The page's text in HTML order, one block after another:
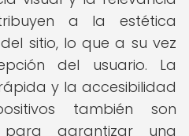
a la estética
sitio, lo que a su vez
del usuario. La
y la accesibilidad
también son
para garantizar una